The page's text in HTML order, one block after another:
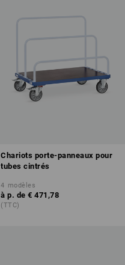
Chariots porte-panneaux pour
tubes cintrés
4 modèles
à p. de € 471,78
(TTC)